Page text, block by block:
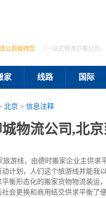
公司接待您 （一站式物流办事公司
家 线路 国际
北京> 信息注释
物流公司,北
游线，由德时搬家企业主供求
计划，人们这个旅游线并能我
衡形态化的搬家货物物流装运
会更换和商用结交供求平衡了